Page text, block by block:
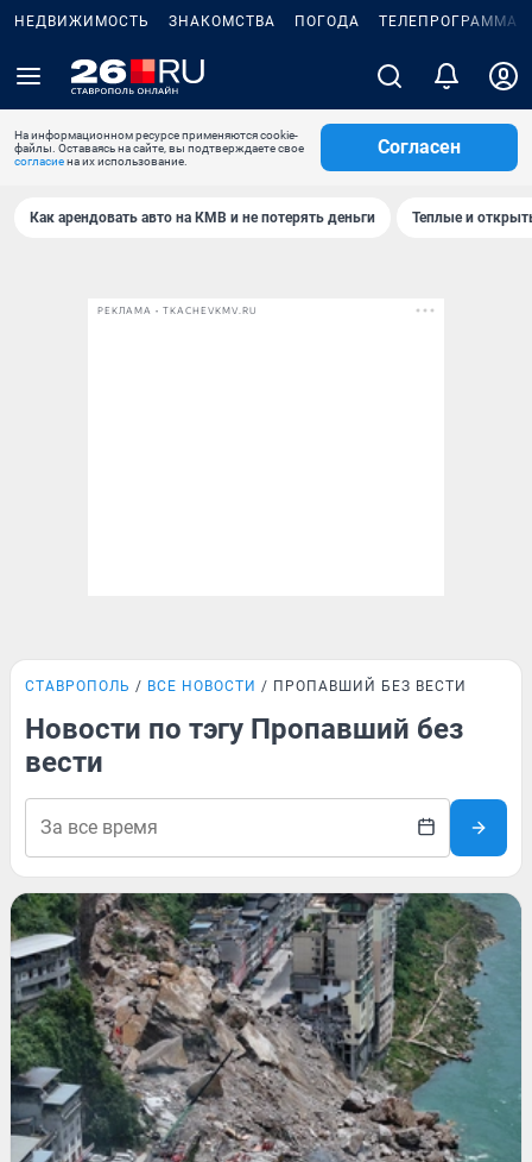
НЕДВИЖИМОСТЬ ЗНАКОМСТВА ПОГОДА ТЕЛЕПРОГРАММА
На информационном ресурсе применяются cookie-
файлы. Оставаясь на сайте, вы подтверждаете свое
согласиена их использование.
Согласен
Как арендовать авто на КМВ и не потерять деньги Теплые и
РЕКЛАМА • TKACHEVKMV.RU
СТАВРОПОЛЬ ВСЕ НОВОСТИ ПРОПАВШИЙ БЕЗ ВЕСТИ
Новости по тэгу Пропавший без
вести